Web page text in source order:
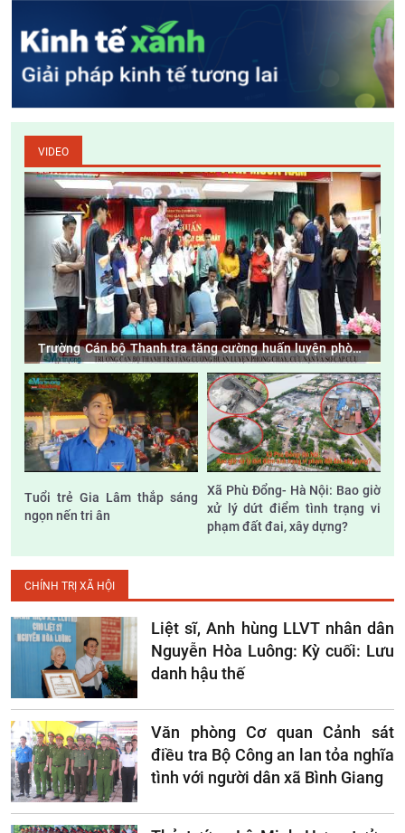
VIDEO
Trường Cán bộ Thanh tra tăng cường huấn luyện phòng
cháy, cứu nạn và sơ cấp cứu
Tuổi trẻ Gia Lâm thắp sáng
ngọn nến tri ân
Xã Phù Đổng- Hà Nội: Bao giờ
xử lý dứt điểm tình trạng vi
phạm đất đai, xây dựng?
CHÍNH TRỊ XÃ HỘI
Liệt sĩ, Anh hùng LLVT nhân dân
Nguyễn Hòa Luông: Kỳ cuối: Lưu
danh hậu thế
Văn phòng Cơ quan Cảnh sát
điều tra Bộ Công an lan tỏa nghĩa
tình với người dân xã Bình Giang